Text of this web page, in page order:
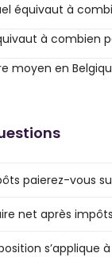
équivaut à
à combien
moyen en
paierez-vous
net après
s’applique